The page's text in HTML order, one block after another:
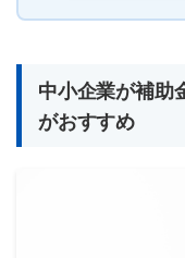
中小企業が補助
がおすすめ